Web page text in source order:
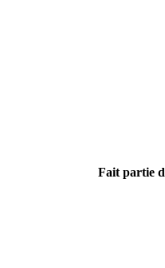
Fait partie